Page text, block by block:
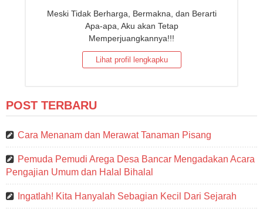
Meski Tidak Berharga, Bermakna, dan Berarti
Apa-apa, Aku akan Tetap
Memperjuangkannya!!!
Lihat profil lengkapku
POST TERBARU
Cara Menanam dan Merawat Tanaman Pisang
Pemuda Pemudi Arega Desa Bancar Mengadakan Acara
Pengajian Umum dan Halal Bihalal
Ingatlah! Kita Hanyalah Sebagian Kecil Dari Sejarah